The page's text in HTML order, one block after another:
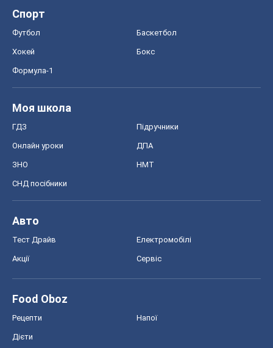
Спорт
Футбол Баскетбол
Хокей Бокс
Формула-1
Моя школа
ГДЗ Підручники
Онлайн уроки ДПА
ЗНО НМТ
СНД посібники
Авто
Тест Драйв Електромобілі
Акції Сервіс
Food Oboz
Рецепти Напої
Дієти